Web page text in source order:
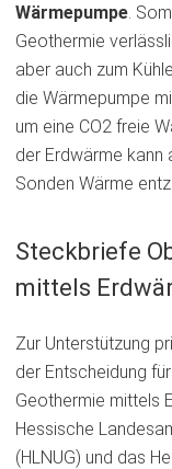
Wärmepumpe .
Geothermie
aber auch zum
die Wärmepumpe
um eine CO2 freie
der Erdwärme kann
Sonden Wärme
Steckbriefe
mittels
Zur Unterstützung
der Entscheidung
Geothermie mittels
Hessische
(HLNUG) und das